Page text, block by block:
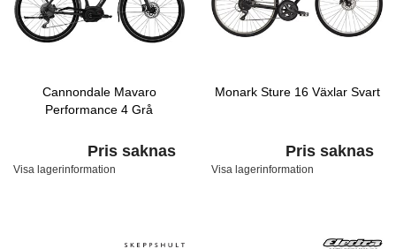
Cannondale Mavaro
Performance 4 Grå
Pris saknas
Visa lagerinformation
Monark Sture 16 Växlar Svart
Pris saknas
Visa lagerinformation